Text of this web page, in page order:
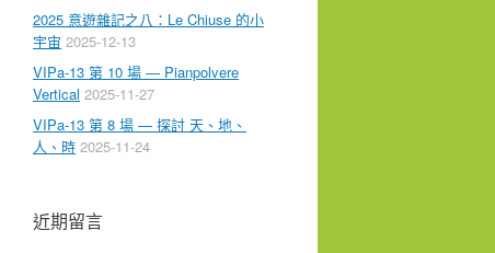
2025 意遊雜記之八：Le Chiuse 的小
宇宙 2025-12-13
VIPa-13 第 10 場 — Pianpolvere
Vertical 2025-11-27
VIPa-13 第 8 場 — 探討 天、地、
人、時 2025-11-24
近期留言